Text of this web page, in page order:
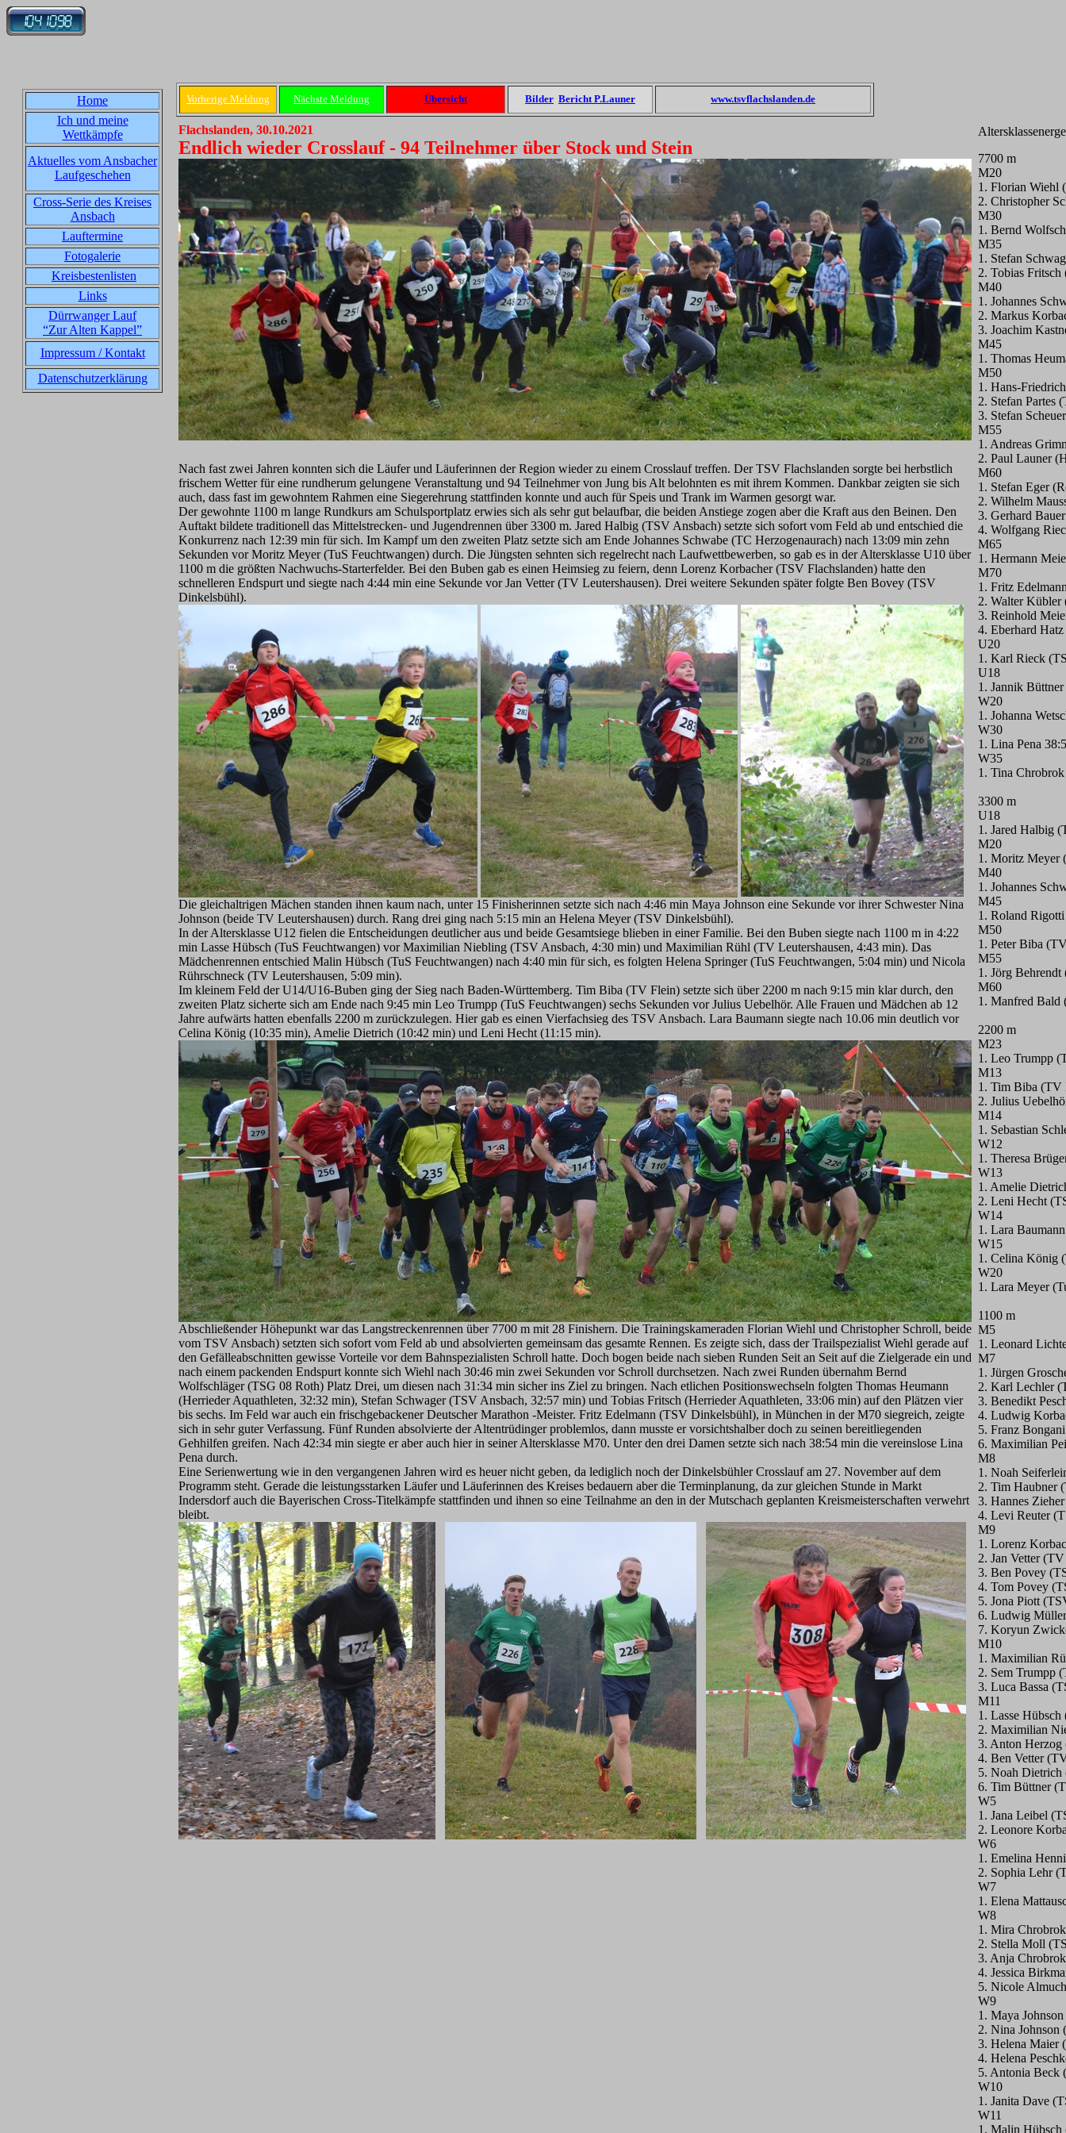
Home
Ich und meine
Wettkämpfe
Aktuelles vom Ansbacher
Laufgeschehen
Cross-Serie des Kreises
Ansbach
Lauftermine
Fotogalerie
Kreisbestenlisten
Links
Dürrwanger Lauf
“Zur Alten Kappel”
Impressum / Kontakt
Datenschutzerklärung
Vorherige Meldung Nächste Meldung Übersicht Bilder Bericht P.Launer www.tsvflachslanden.de
Flachslanden, 30.10.2021
Endlich wieder Crosslauf - 94 Teilnehmer über Stock und Stein
Nach fast zwei Jahren konnten sich die Läufer und Läuferinnen der Region wieder zu einem Crosslauf treffen. Der TSV Flachslanden sorgte bei herbstlich
frischem Wetter für eine rundherum gelungene Veranstaltung und 94 Teilnehmer von Jung bis Alt belohnten es mit ihrem Kommen. Dankbar zeigten sie sich
auch, dass fast im gewohntem Rahmen eine Siegerehrung stattfinden konnte und auch für Speis und Trank im Warmen gesorgt war.
Der gewohnte 1100 m lange Rundkurs am Schulsportplatz erwies sich als sehr gut belaufbar, die beiden Anstiege zogen aber die Kraft aus den Beinen. Den
Auftakt bildete traditionell das Mittelstrecken- und Jugendrennen über 3300 m. Jared Halbig (TSV Ansbach) setzte sich sofort vom Feld ab und entschied die
Konkurrenz nach 12:39 min für sich. Im Kampf um den zweiten Platz setzte sich am Ende Johannes Schwabe (TC Herzogenaurach) nach 13:09 min zehn
Sekunden vor Moritz Meyer (TuS Feuchtwangen) durch. Die Jüngsten sehnten sich regelrecht nach Laufwettbewerben, so gab es in der Altersklasse U10 über
1100 m die größten Nachwuchs-Starterfelder. Bei den Buben gab es einen Heimsieg zu feiern, denn Lorenz Korbacher (TSV Flachslanden) hatte den
schnelleren Endspurt und siegte nach 4:44 min eine Sekunde vor Jan Vetter (TV Leutershausen). Drei weitere Sekunden später folgte Ben Bovey (TSV
Dinkelsbühl).
Die gleichaltrigen Mächen standen ihnen kaum nach, unter 15 Finisherinnen setzte sich nach 4:46 min Maya Johnson eine Sekunde vor ihrer Schwester Nina
Johnson (beide TV Leutershausen) durch. Rang drei ging nach 5:15 min an Helena Meyer (TSV Dinkelsbühl).
In der Altersklasse U12 fielen die Entscheidungen deutlicher aus und beide Gesamtsiege blieben in einer Familie. Bei den Buben siegte nach 1100 m in 4:22
min Lasse Hübsch (TuS Feuchtwangen) vor Maximilian Niebling (TSV Ansbach, 4:30 min) und Maximilian Rühl (TV Leutershausen, 4:43 min). Das
Mädchenrennen entschied Malin Hübsch (TuS Feuchtwangen) nach 4:40 min für sich, es folgten Helena Springer (TuS Feuchtwangen, 5:04 min) und Nicola
Rührschneck (TV Leutershausen, 5:09 min).
Im kleinem Feld der U14/U16-Buben ging der Sieg nach Baden-Württemberg. Tim Biba (TV Flein) setzte sich über 2200 m nach 9:15 min klar durch, den
zweiten Platz sicherte sich am Ende nach 9:45 min Leo Trumpp (TuS Feuchtwangen) sechs Sekunden vor Julius Uebelhör. Alle Frauen und Mädchen ab 12
Jahre aufwärts hatten ebenfalls 2200 m zurückzulegen. Hier gab es einen Vierfachsieg des TSV Ansbach. Lara Baumann siegte nach 10.06 min deutlich vor
Celina König (10:35 min), Amelie Dietrich (10:42 min) und Leni Hecht (11:15 min).
Abschließender Höhepunkt war das Langstreckenrennen über 7700 m mit 28 Finishern. Die Trainingskameraden Florian Wiehl und Christopher Schroll, beide
vom TSV Ansbach) setzten sich sofort vom Feld ab und absolvierten gemeinsam das gesamte Rennen. Es zeigte sich, dass der Trailspezialist Wiehl gerade auf
den Gefälleabschnitten gewisse Vorteile vor dem Bahnspezialisten Schroll hatte. Doch bogen beide nach sieben Runden Seit an Seit auf die Zielgerade ein und
nach einem packenden Endspurt konnte sich Wiehl nach 30:46 min zwei Sekunden vor Schroll durchsetzen. Nach zwei Runden übernahm Bernd
Wolfschläger (TSG 08 Roth) Platz Drei, um diesen nach 31:34 min sicher ins Ziel zu bringen. Nach etlichen Positionswechseln folgten Thomas Heumann
(Herrieder Aquathleten, 32:32 min), Stefan Schwager (TSV Ansbach, 32:57 min) und Tobias Fritsch (Herrieder Aquathleten, 33:06 min) auf den Plätzen vier
bis sechs. Im Feld war auch ein frischgebackener Deutscher Marathon -Meister. Fritz Edelmann (TSV Dinkelsbühl), in München in der M70 siegreich, zeigte
sich in sehr guter Verfassung. Fünf Runden absolvierte der Altentrüdinger problemlos, dann musste er vorsichtshalber doch zu seinen bereitliegenden
Gehhilfen greifen. Nach 42:34 min siegte er aber auch hier in seiner Altersklasse M70. Unter den drei Damen setzte sich nach 38:54 min die vereinslose Lina
Pena durch.
Eine Serienwertung wie in den vergangenen Jahren wird es heuer nicht geben, da lediglich noch der Dinkelsbühler Crosslauf am 27. November auf dem
Programm steht. Gerade die leistungsstarken Läufer und Läuferinnen des Kreises bedauern aber die Terminplanung, da zur gleichen Stunde in Markt
Indersdorf auch die Bayerischen Cross-Titelkämpfe stattfinden und ihnen so eine Teilnahme an den in der Mutschach geplanten Kreismeisterschaften verwehrt
bleibt.
7700 m
M20
1. Florian Wiehl
2. Christopher
M30
1. Bernd
M35
1. Stefan
2. Tobias
M40
1. Johannes
2. Markus
3. Joachim
M45
1. Thomas
M50
1. Hans-
2. Stefan Partes
3. Stefan
M55
1. Andreas
2. Paul Launer
M60
1. Stefan Eger
2. Wilhelm
3. Gerhard
4. Wolfgang
M65
1. Hermann
M70
1. Fritz
2. Walter Kübler
3. Reinhold
4. Eberhard
U20
1. Karl Rieck
U18
1. Jannik
W20
1. Johanna
W30
1. Lina Pena
W35
1. Tina
3300 m
U18
1. Jared Halbig
M20
1. Moritz Meyer
M40
1. Johannes
M45
1. Roland
M50
1. Peter Biba
M55
1. Jörg
M60
1. Manfred Bald
2200 m
M23
1. Leo Trumpp
M13
1. Tim Biba (TV
2. Julius
M14
1. Sebastian
W12
1. Theresa
W13
1. Amelie
2. Leni Hecht
W14
1. Lara
W15
1. Celina König
W20
1. Lara Meyer
1100 m
M5
1. Leonard
M7
1. Jürgen
2. Karl Lechler
3. Benedikt
4. Ludwig
5. Franz
6. Maximilian
M8
1. Noah
2. Tim Haubner
3. Hannes
4. Levi Reuter
M9
1. Lorenz
2. Jan Vetter
3. Ben Povey
4. Tom Povey
5. Jona Piott
6. Ludwig
7. Koryun
M10
1. Maximilian
2. Sem Trumpp
3. Luca Bassa
M11
1. Lasse
2. Maximilian
3. Anton Herzog
4. Ben Vetter
5. Noah Dietrich
6. Tim Büttner
W5
1. Jana Leibel
2. Leonore
W6
1. Emelina
2. Sophia Lehr
W7
1. Elena
W8
1. Mira
2. Stella Moll
3. Anja
4. Jessica
5. Nicole
W9
1. Maya
2. Nina Johnson
3. Helena Maier
4. Helena
5. Antonia Beck
W10
1. Janita Dave
W11
1. Malin Hübsch